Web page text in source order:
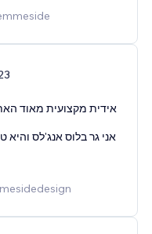
אידית מקצועית מאוד
אני גר בלוס אנג'לס והיא